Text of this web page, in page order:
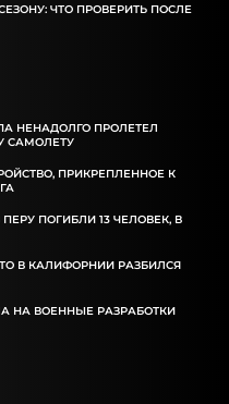
ЧТО ПРОВЕРИТЬ ПОСЛЕ
НЕНАДОЛГО ПРОЛЕТЕЛ
САМОЛЕТУ
ПРИКРЕПЛЕННОЕ К
ПОГИБЛИ 13 ЧЕЛОВЕК, В
В КАЛИФОРНИИ РАЗБИЛСЯ
НА ВОЕННЫЕ РАЗРАБОТКИ